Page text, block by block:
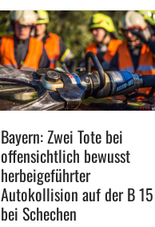
Bayern: Zwei Tote bei
offensichtlich bewusst
herbeigeführter
Autokollision auf der B 15
bei Schechen